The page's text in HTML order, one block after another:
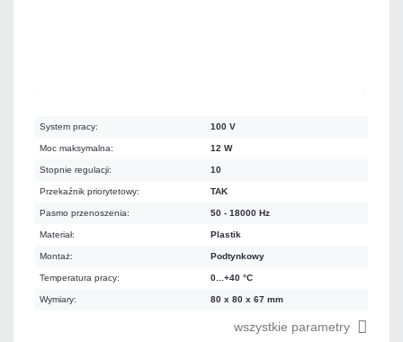
System pracy: 100 V
Moc maksymalna: 12 W
Stopnie regulacji: 10
Przekaźnik priorytetowy: TAK
Pasmo przenoszenia: 50 - 18000 Hz
Materiał: Plastik
Montaż: Podtynkowy
Temperatura pracy: 0...+40 °C
Wymiary: 80 x 80 x 67 mm
wszystkie parametry